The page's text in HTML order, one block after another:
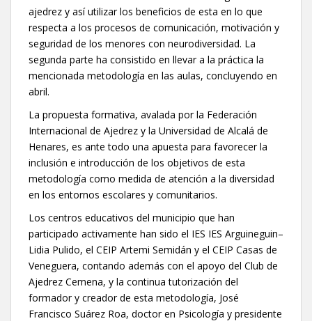
ajedrez y así utilizar los beneficios de esta en lo que
respecta a los procesos de comunicación, motivación y
seguridad de los menores con neurodiversidad. La
segunda parte ha consistido en llevar a la práctica la
mencionada metodología en las aulas, concluyendo en
abril.
La propuesta formativa, avalada por la Federación
Internacional de Ajedrez y la Universidad de Alcalá de
Henares, es ante todo una apuesta para favorecer la
inclusión e introducción de los objetivos de esta
metodología como medida de atención a la diversidad
en los entornos escolares y comunitarios.
Los centros educativos del municipio que han
participado activamente han sido el IES IES Arguineguin–
Lidia Pulido, el CEIP Artemi Semidán y el CEIP Casas de
Veneguera, contando además con el apoyo del Club de
Ajedrez Cemena, y la continua tutorización del
formador y creador de esta metodología, José
Francisco Suárez Roa, doctor en Psicología y presidente